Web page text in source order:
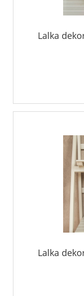
Lalka
Lalka